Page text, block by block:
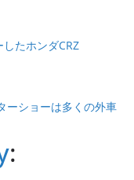
たホンダCRZ
ーショーは多くの外車
: